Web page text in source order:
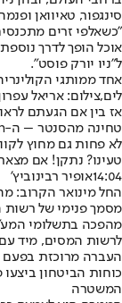
סינגפור, טאיוואן
"כשאלפי זרים
אוכל הופך לדרך
ל"ניו יורק פוסט".
אחד ממותגי
לים,צילום: אריאל
לא פחות גם מחוץ
טעינו? נתקן! אם
14:04אופיר רבינוביץ'
החל מינואר הקרוב:
מסמך פנימי של רשות
מהפכה בתשלומי
לרשות המסים, מיד
העברה מרוכזת בפעם
כוחות הביטחון
המשטרה